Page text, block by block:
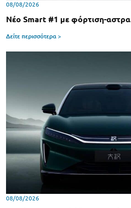
08/08/2026
Νέο Smart #1 με φόρτιση-
Δείτε περισσότερα >
08/08/2026